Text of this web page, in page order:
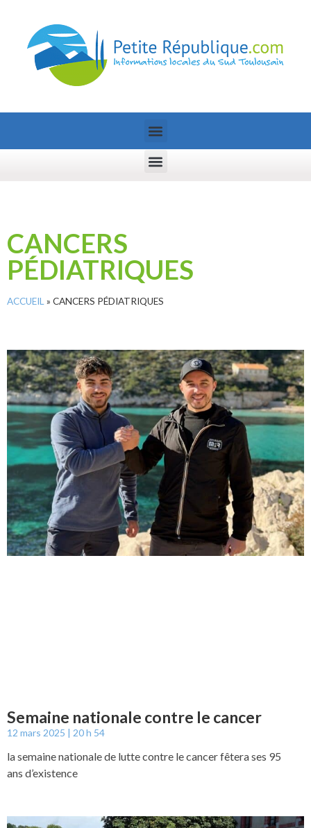
CANCERS
PÉDIATRIQUES
ACCUEIL » CANCERS PÉDIATRIQUES
Semaine nationale contre le cancer
12 mars 2025 20 h 54
la semaine nationale de lutte contre le cancer fêtera ses 95
ans d’existence